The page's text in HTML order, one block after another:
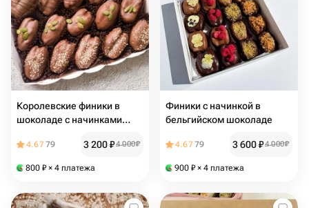
Королевские финики в
шоколаде с начинками
4.6779 3 200₽4 000₽
800 ₽ × 4 платежа
Финики с начинкой в
бельгийском шоколаде
4.6779 3 600₽4 000₽
900 ₽ × 4 платежа